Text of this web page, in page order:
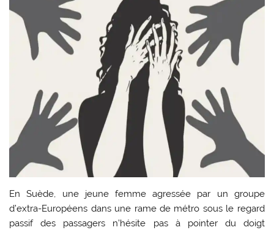
En Suède, une jeune femme agressée par un groupe
d’extra-Européens dans une rame de métro sous le regard
passif des passagers n’hésite pas à pointer du doigt